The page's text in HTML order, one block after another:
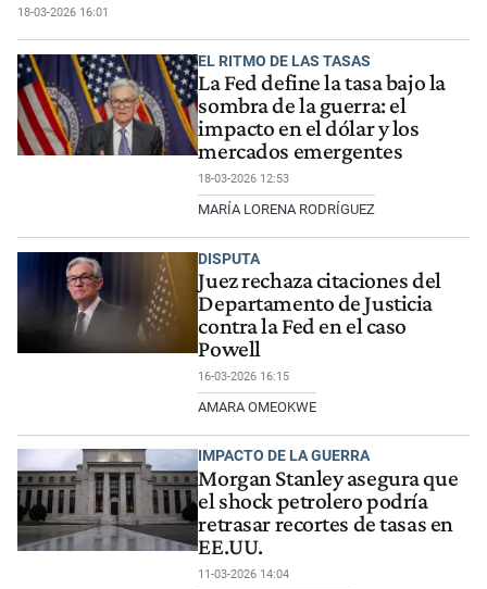
18-03-2026 16:01
EL RITMO DE LAS TASAS
La Fed define la tasa bajo la
sombra de la guerra: el
impacto en el dólar y los
mercados emergentes
18-03-2026 12:53
MARÍA LORENA RODRÍGUEZ
DISPUTA
Juez rechaza citaciones del
Departamento de Justicia
contra la Fed en el caso
Powell
16-03-2026 16:15
AMARA OMEOKWE
IMPACTO DE LA GUERRA
Morgan Stanley asegura que
el shock petrolero podría
retrasar recortes de tasas en
EE.UU.
11-03-2026 14:04